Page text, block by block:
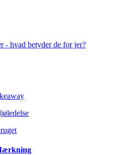
- hvad betyder de for jer?